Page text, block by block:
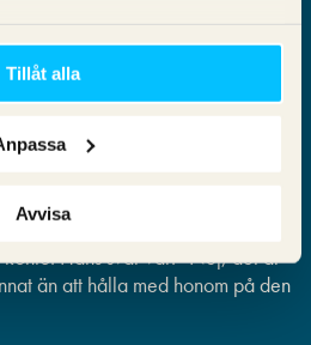
Tillåt alla
Avvisa
igång med din annonsering
men i slutändan blir det inte bra
som Google förespråkar. Du
som möjligt.
där en högt uppsatt chef
själv ansåg det vara enkelt att
Hans svar var: ”Nej, det är
än att hålla med honom på den